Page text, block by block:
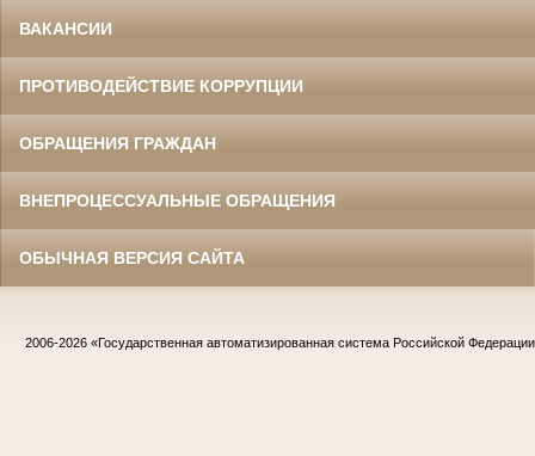
ВАКАНСИИ
ПРОТИВОДЕЙСТВИЕ КОРРУПЦИИ
ОБРАЩЕНИЯ ГРАЖДАН
ВНЕПРОЦЕССУАЛЬНЫЕ ОБРАЩЕНИЯ
ОБЫЧНАЯ ВЕРСИЯ САЙТА
2006-2026 «Государственная автоматизированная система Российской